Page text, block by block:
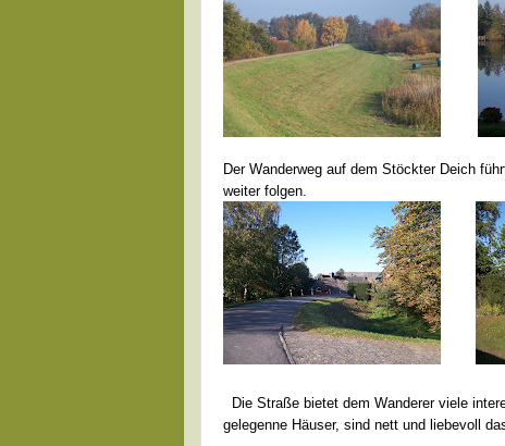
Der Wanderweg auf dem Stöckter Deich
weiter folgen.
Die Straße bietet dem Wanderer viele
gelegenne Häuser, sind nett und liebevoll